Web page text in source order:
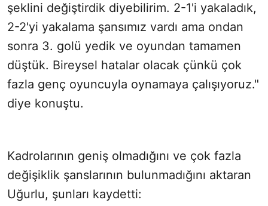
şeklini değiştirdik diyebilirim. 2-1'i yakaladık,
2-2'yi yakalama şansımız vardı ama ondan
sonra 3. golü yedik ve oyundan tamamen
düştük. Bireysel hatalar olacak çünkü çok
fazla genç oyuncuyla oynamaya çalışıyoruz."
diye konuştu.
Kadrolarının geniş olmadığını ve çok fazla
değişiklik şanslarının bulunmadığını aktaran
Uğurlu, şunları kaydetti: